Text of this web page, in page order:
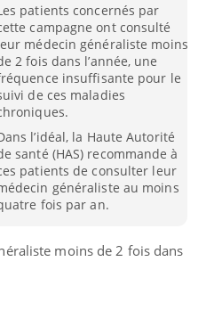
patients concernés par
campagne ont consulté
médecin généraliste moins
2 fois dans l’année, une
insuffisante pour le
de ces maladies
l’idéal, la Haute Autorité
santé (HAS) recommande à
patients de consulter leur
généraliste au moins
fois par an.
moins de 2 fois dans